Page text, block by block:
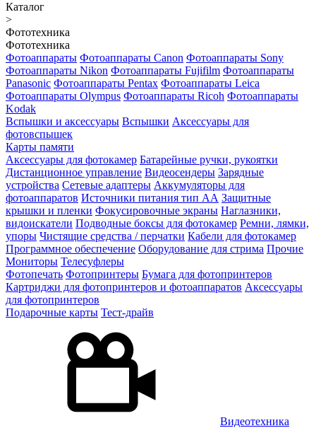
Каталог
>
Фототехника
Фототехника
Фотоаппараты Фотоаппараты Canon Фотоаппараты Sony
Фотоаппараты Nikon Фотоаппараты Fujifilm Фотоаппараты
Panasonic Фотоаппараты Pentax Фотоаппараты Leica
Фотоаппараты Olympus Фотоаппараты Ricoh Фотоаппараты
Kodak
Вспышки и аксессуары Вспышки Аксессуары для
фотовспышек
Карты памяти
Аксессуары для фотокамер Батарейные ручки, рукоятки
Дистанционное управление Видеосендеры Зарядные
устройства Сетевые адаптеры Аккумуляторы для
фотоаппаратов Источники питания тип АА Защитные
крышки и пленки Фокусировочные экраны Наглазники,
видоискатели Подводные боксы для фотокамер Ремни, лямки,
упоры Чистящие средства / перчатки Кабели для фотокамер
Программное обеспечение Оборудование для стрима Прочие
Мониторы Телесуфлеры
Фотопечать Фотопринтеры Бумага для фотопринтеров
Картриджи для фотопринтеров и фотоаппаратов Аксессуары
для фотопринтеров
Подарочные карты Тест-драйв
Видеотехника